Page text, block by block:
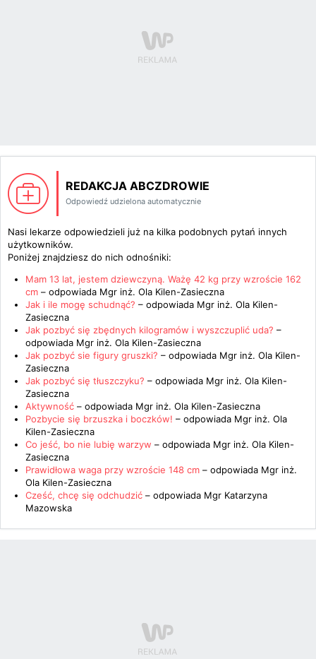
REDAKCJA ABCZDROWIE
Odpowiedź udzielona automatycznie
Nasi lekarze odpowiedzieli już na kilka podobnych pytań innych
użytkowników.
Poniżej znajdziesz do nich odnośniki:
Mam 13 lat, jestem dziewczyną. Ważę 42 kg przy wzroście 162
cm – odpowiada Mgr inż. Ola Kilen-Zasieczna
Jak i ile mogę schudnąć? – odpowiada Mgr inż. Ola Kilen-
Zasieczna
Jak pozbyć się zbędnych kilogramów i wyszczuplić uda? –
odpowiada Mgr inż. Ola Kilen-Zasieczna
Jak pozbyć sie figury gruszki? – odpowiada Mgr inż. Ola Kilen-
Zasieczna
Jak pozbyć się tłuszczyku? – odpowiada Mgr inż. Ola Kilen-
Zasieczna
Aktywność – odpowiada Mgr inż. Ola Kilen-Zasieczna
Pozbycie się brzuszka i boczków! – odpowiada Mgr inż. Ola
Kilen-Zasieczna
Co jeść, bo nie lubię warzyw – odpowiada Mgr inż. Ola Kilen-
Zasieczna
Prawidłowa waga przy wzroście 148 cm – odpowiada Mgr inż.
Ola Kilen-Zasieczna
Cześć, chcę się odchudzić – odpowiada Mgr Katarzyna
Mazowska